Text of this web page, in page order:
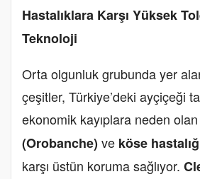
Hastalıklara Karşı Yüksek
Teknoloji
Orta olgunluk grubunda yer
çeşitler, Türkiye’deki ayçiçeği
ekonomik kayıplara neden olan
(Orobanche) ve köse
karşı üstün koruma sağlıyor.